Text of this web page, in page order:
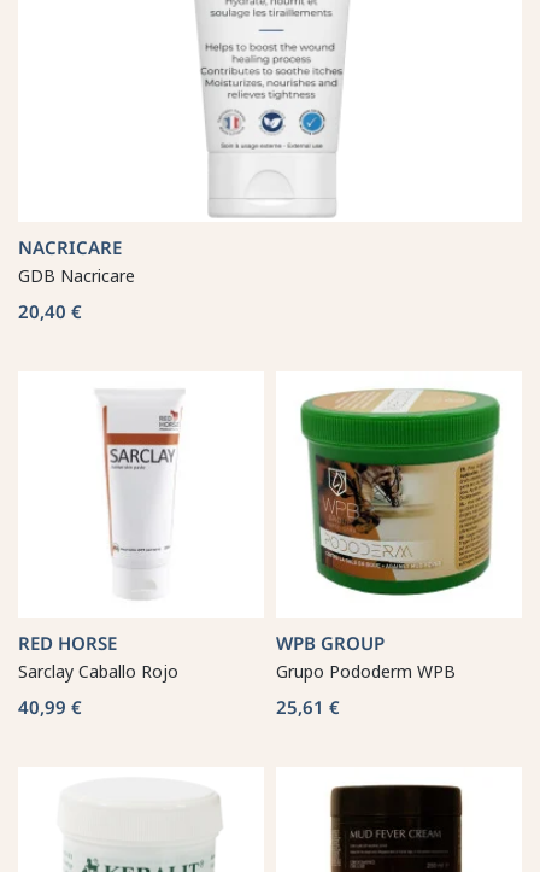
NACRICARE
GDB Nacricare
20,40 €
RED HORSE
Sarclay Caballo Rojo
40,99 €
WPB GROUP
Grupo Pododerm WPB
25,61 €